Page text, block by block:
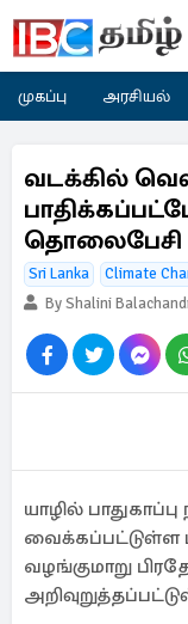
முகப்பு அரசியல்
வடக்கில்
தொலைபேசி
Sri Lanka Climate
By Shalini
யாழில்
வைக்கப்பட்டுள்ள
வழங்குமாறு